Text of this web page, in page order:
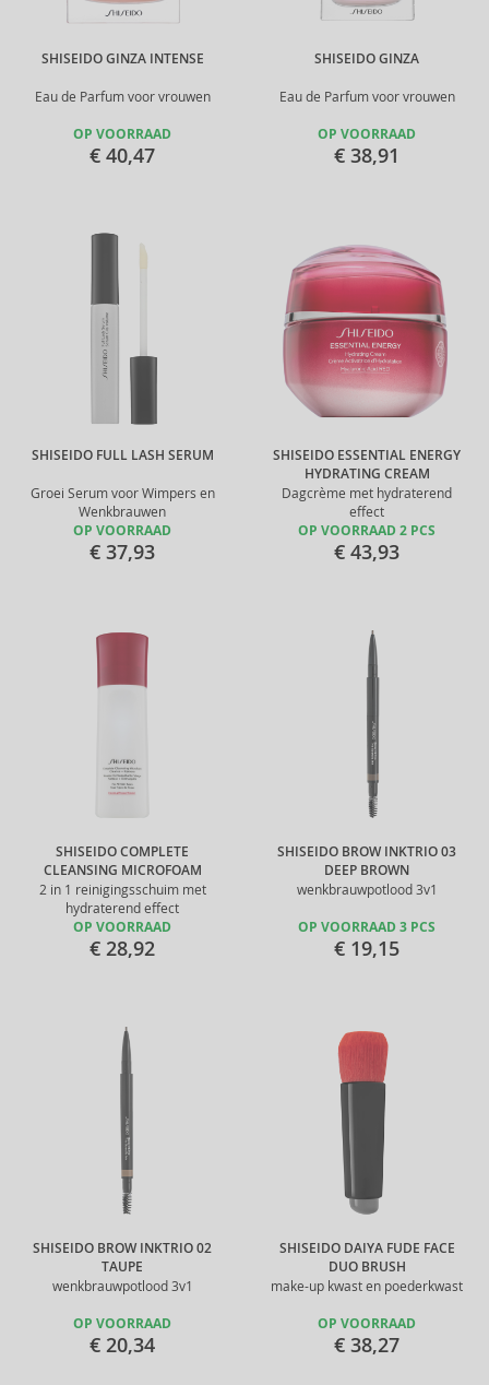
SHISEIDO GINZA INTENSE
Eau de Parfum voor vrouwen
OP VOORRAAD
€ 40,47
SHISEIDO GINZA
Eau de Parfum voor vrouwen
OP VOORRAAD
€ 38,91
SHISEIDO FULL LASH SERUM
Groei Serum voor Wimpers en
Wenkbrauwen
OP VOORRAAD
€ 37,93
SHISEIDO ESSENTIAL ENERGY
HYDRATING CREAM
Dagcrème met hydraterend
effect
OP VOORRAAD 2 PCS
€ 43,93
SHISEIDO COMPLETE
CLEANSING MICROFOAM
2 in 1 reinigingsschuim met
hydraterend effect
OP VOORRAAD
€ 28,92
SHISEIDO BROW INKTRIO 03
DEEP BROWN
wenkbrauwpotlood 3v1
OP VOORRAAD 3 PCS
€ 19,15
SHISEIDO BROW INKTRIO 02
TAUPE
wenkbrauwpotlood 3v1
OP VOORRAAD
€ 20,34
SHISEIDO DAIYA FUDE FACE
DUO BRUSH
make-up kwast en poederkwast
OP VOORRAAD
€ 38,27